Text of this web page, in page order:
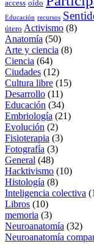
access oído
Educación recursos
útero Activismo (8)
Anatomía (50)
Arte y ciencia (8)
Ciencia (64)
Ciudades (12)
Cultura libre (15)
Desarrollo (11)
Educación (34)
Embriología (21)
Evolución (2)
Fisioterapia (3)
Fotografía (3)
General (48)
Hacktivismo (10)
Histología (8)
Inteligencia colectiva
Libros (10)
memoria (3)
Neuroanatomía (32)
Neuroanatomía